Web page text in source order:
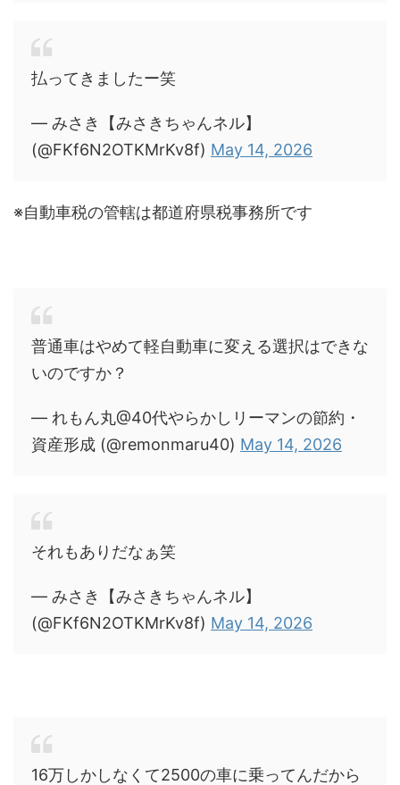
払ってきましたー笑
— みさき【みさきちゃんネル】
(@FKf6N2OTKMrKv8f) May 14, 2026
※自動車税の管轄は都道府県税事務所です
普通車はやめて軽自動車に変える選択はできな
いのですか？
— れもん丸@40代やらかしリーマンの節約・
資産形成 (@remonmaru40) May 14, 2026
それもありだなぁ笑
— みさき【みさきちゃんネル】
(@FKf6N2OTKMrKv8f) May 14, 2026
16万しかしなくて2500の車に乗ってんだから